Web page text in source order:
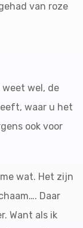
van roze
weet wel, de
waar u het
ook voor
wat. Het zijn
Daar
Want als ik